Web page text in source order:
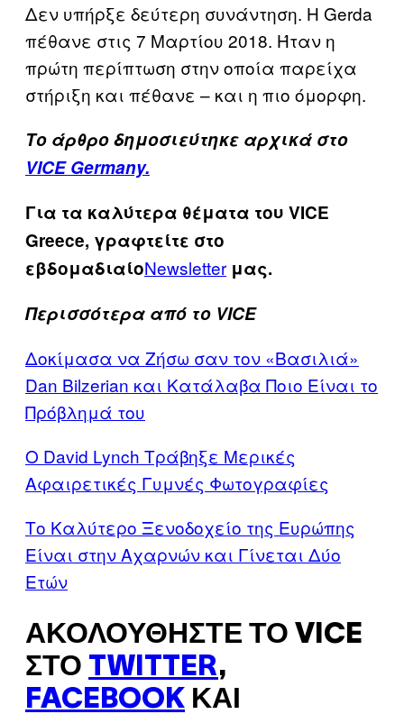
Δεν υπήρξε δεύτερη συνάντηση. Η Gerda
πέθανε στις 7 Μαρτίου 2018. Ήταν η
πρώτη περίπτωση στην οποία παρείχα
στήριξη και πέθανε – και η πιο όμορφη.
Το άρθρο δημοσιεύτηκε αρχικά στο
VICE Germany.
Για τα καλύτερα θέματα του VICE
Greece, γραφτείτε στο
εβδομαδιαίοNewsletter μας.
Περισσότερα από το VICE
Δοκίμασα να Ζήσω σαν τον «Βασιλιά»
Dan Bilzerian και Κατάλαβα Ποιο Είναι το
Πρόβλημά του
Ο David Lynch Τράβηξε Μερικές
Αφαιρετικές Γυμνές Φωτογραφίες
Το Καλύτερο Ξενοδοχείο της Ευρώπης
Είναι στην Αχαρνών και Γίνεται Δύο
Ετών
ΑΚΟΛΟΥΘΉΣΤΕ ΤΟ VICE
ΣΤΟ TWITTER,
FACEBOOK ΚΑΙ